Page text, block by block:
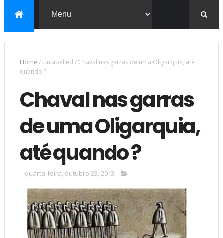
Home /Unlabelled / Chaval nas garras de uma Oligarquia, até
quando ?
Chaval nas garras
de uma Oligarquia,
até quando ?
quarta-feira, outubro 23, 2013